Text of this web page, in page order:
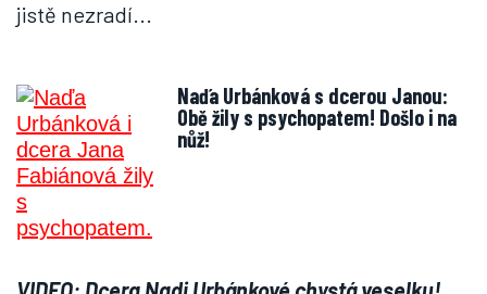
jistě nezradí...
Naďa Urbánková s dcerou Janou:
Obě žily s psychopatem! Došlo i na
nůž!